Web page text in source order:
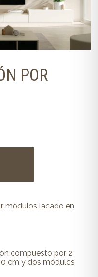
POR
módulos lacado en
compuesto por 2
cm y dos módulos